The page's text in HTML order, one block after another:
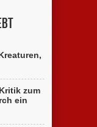
zum
ein